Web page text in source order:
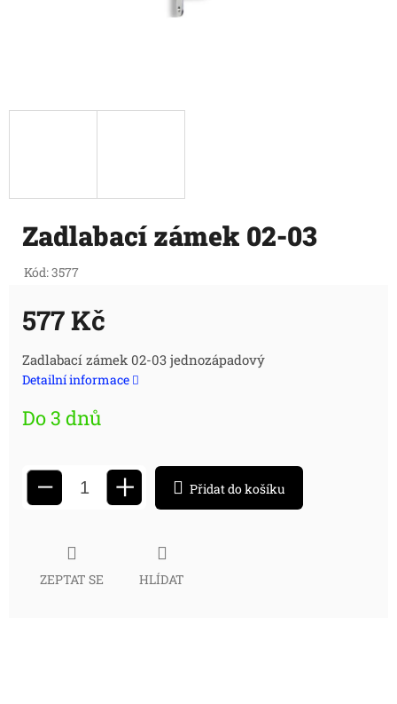
Zadlabací zámek 02-03
Kód:3577
577 Kč
Měrná
cena:
Zadlabací zámek 02-03 jednozápadový
Detailní informace
Do 3 dnů
− + Přidat do košíku
ZEPTAT SE HLÍDAT